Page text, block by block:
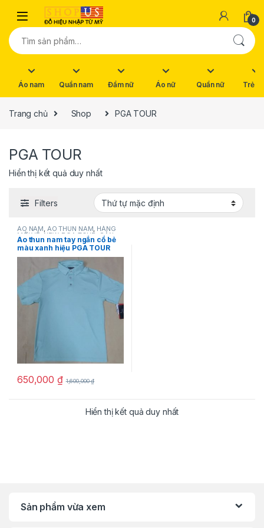
Skip to navigation
Skip to content
0
Tìm kiếm:
Áo nam Quần nam Đầm nữ Áo nữ Quần nữ Trẻ
Trang chủ Shop PGA TOUR
PGA TOUR
Hiển thị kết quả duy nhất
Filters
ÁO NAM, ÁO THUN NAM, HÀNG
MỚI VỀ NEW, PGA TOUR SẢN
PHẨM KHUYẾN MÃI,THỜI TRANG
NAM
Áo thun nam tay ngắn cổ bẻ
màu xanh hiệu PGA TOUR
size S hàng mỹ chính hãng
650,000 ₫ 1,600,000₫
Hiển thị kết quả duy nhất
Sản phẩm vừa xem